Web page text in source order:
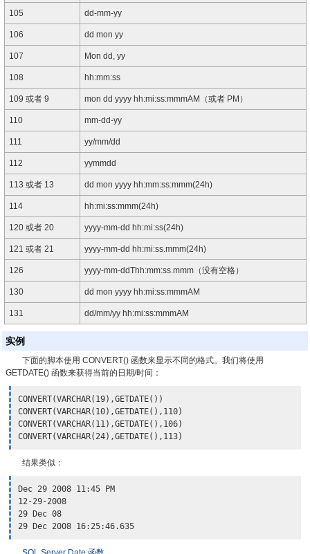
105 dd-mm-yy
106 dd mon yy
107 Mon dd, yy
108 hh:mm:ss
109 或者 9 mon dd yyyy hh:mi:ss:mmmAM（或者 PM）
110 mm-dd-yy
111 yy/mm/dd
112 yymmdd
113 或者 13 dd mon yyyy hh:mm:ss:mmm(24h)
114 hh:mi:ss:mmm(24h)
120 或者 20 yyyy-mm-dd hh:mi:ss(24h)
121 或者 21 yyyy-mm-dd hh:mi:ss.mmm(24h)
126 yyyy-mm-ddThh:mm:ss.mmm（没有空格）
130 dd mon yyyy hh:mi:ss:mmmAM
131 dd/mm/yy hh:mi:ss:mmmAM
实例
下面的脚本使用 CONVERT() 函数来显示不同的格式。我们将使用
GETDATE() 函数来获得当前的日期/时间：
CONVERT(VARCHAR(19),GETDATE())
CONVERT(VARCHAR(10),GETDATE(),110)
CONVERT(VARCHAR(11),GETDATE(),106)
结果类似：
Dec 29 2008 11:45 PM
12-29-2008
29 Dec 08